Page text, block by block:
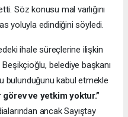
Söz konusu mal varlığını
yoluyla edindiğini söyledi.
ihale süreçlerine ilişkin
belediye başkanı
bulunduğunu kabul etmekle
ve yetkim yoktur.”
ancak Sayıştay